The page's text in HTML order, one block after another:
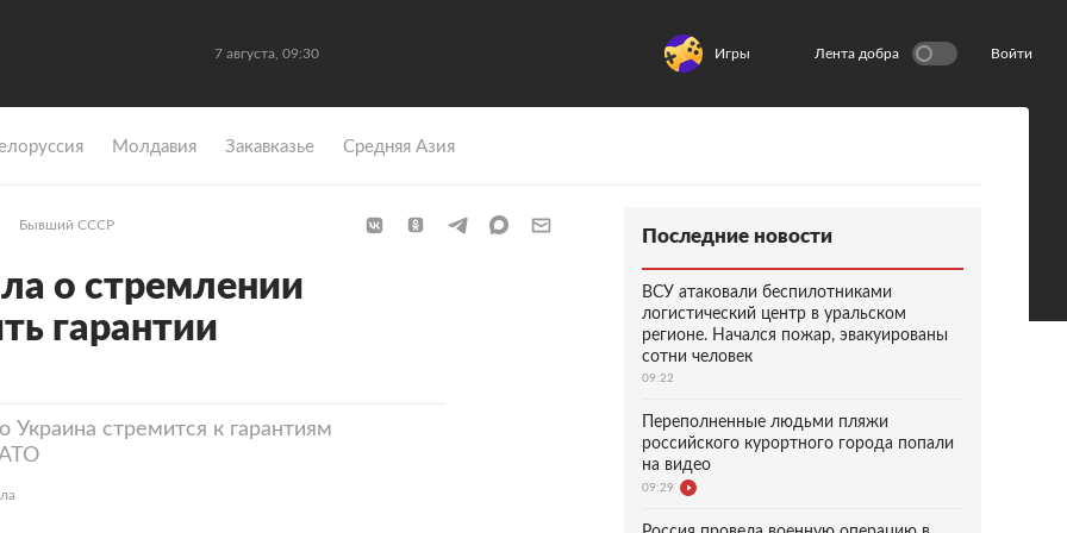
7 августа, 09:30 Игры Лента добра Войти
Молдавия Закавказье Средняя Азия
Бывший СССР
о стремлении
гарантии
Украина стремится к гарантиям
Последние новости
ВСУ атаковали беспилотниками
логистический центр в уральском
регионе. Начался пожар, эвакуированы
сотни человек
09:22
Переполненные людьми пляжи
российского курортного города попали
на видео
09:29